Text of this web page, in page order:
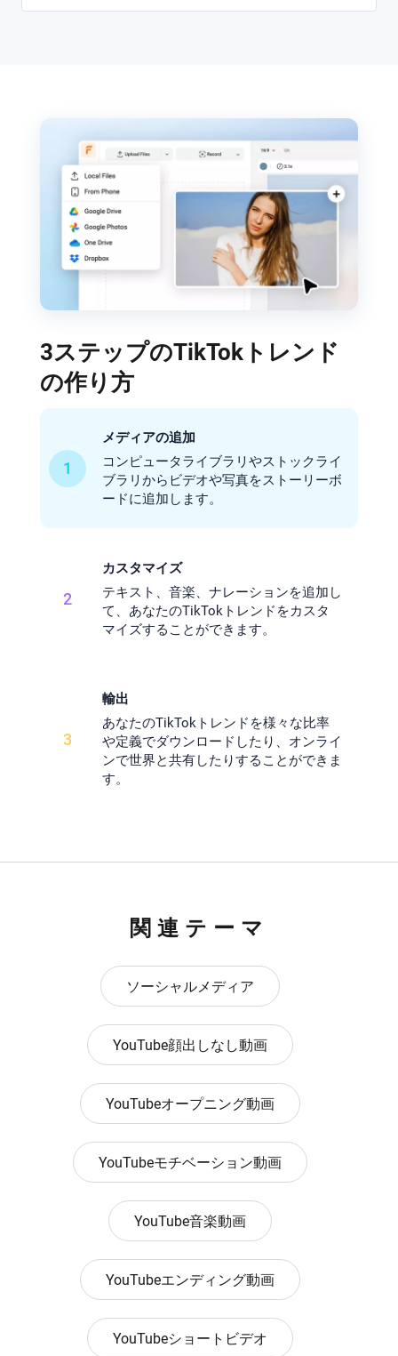
3ステップのTikTokトレンド
の作り方
1
メディアの追加
コンピュータライブラリやストックライ
ブラリからビデオや写真をストーリーボ
ードに追加します。
2
カスタマイズ
テキスト、音楽、ナレーションを追加し
て、あなたのTikTokトレンドをカスタ
マイズすることができます。
3
輸出
あなたのTikTokトレンドを様々な比率
や定義でダウンロードしたり、オンライ
ンで世界と共有したりすることができま
す。
関連テーマ
ソーシャルメディア
YouTube顔出しなし動画
YouTubeオープニング動画
YouTubeモチベーション動画
YouTube音楽動画
YouTubeエンディング動画
YouTubeショートビデオ